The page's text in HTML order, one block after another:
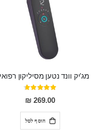
דירוג:
93%
269.00 ₪
הוסף לסל